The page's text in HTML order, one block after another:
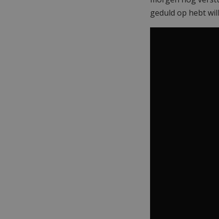
geduld op hebt